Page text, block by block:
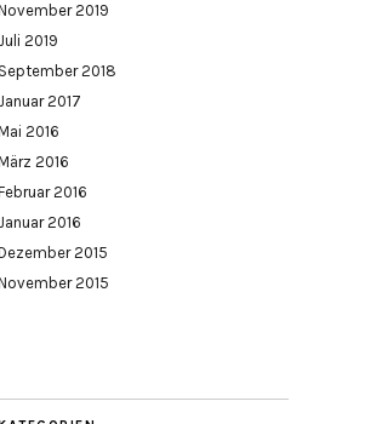
2019
Juli 2019
September 2018
Januar 2017
2016
2016
2016
Januar 2016
2015
2015